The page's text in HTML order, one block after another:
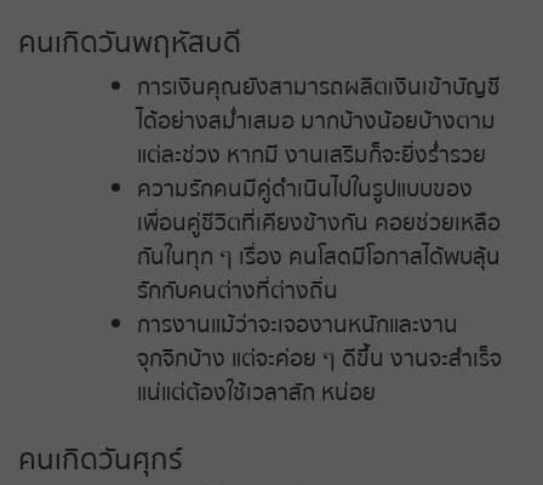
คนเกิดวันพฤหัสบดี
การเงินคุณยังสามารถผลิตเงินเข้าบัญชี
ได้อย่างสม่ำเสมอ มากบ้างน้อยบ้างตาม
แต่ละช่วง หากมี งานเสริมก็จะยิ่งร่ำรวย
ความรักคนมีคู่ดำเนินไปในรูปแบบของ
เพื่อนคู่ชีวิตที่เคียงข้างกัน คอยช่วยเหลือ
กันในทุก ๆ เรื่อง คนโสดมีโอกาสได้พบลุ้น
รักกับคนต่างที่ต่างถิ่น
การงานแม้ว่าจะเจองานหนักและงาน
จุกจิกบ้าง แต่จะค่อย ๆ ดีขึ้น งานจะสำเร็จ
แน่แต่ต้องใช้เวลาสัก หน่อย
คนเกิดวันศุกร์